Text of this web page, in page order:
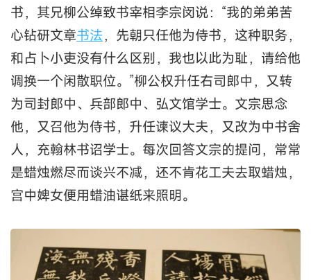
书，其兄柳公绰致书宰相李宗闵说：“我的弟弟苦
心钻研文章书法，先朝只任他为侍书，这种职务，
和占卜小吏没有什么区别，我也以此为耻，请给他
调换一个闲散职位。”柳公权升任右司郎中，又转
为司封郎中、兵部郎中、弘文馆学士。文宗思念
他，又召他为侍书，升任谏议大夫，又改为中书舍
人，充翰林书诏学士。每次回答文宗的提问，常常
是蜡烛燃尽而谈兴不减，还不肯花工夫去取蜡烛，
宫中婢女便用蜡油谌纸来照明。